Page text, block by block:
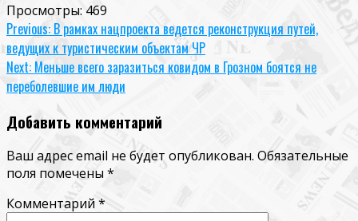
Просмотры: 469
Continue
Reading
Previous: В рамках нацпроекта ведется реконструкция путей,
ведущих к туристическим объектам ЧР
Next: Меньше всего заразиться ковидом в Грозном боятся не
переболевшие им люди
Добавить комментарий
Ваш адрес email не будет опубликован. Обязательные
поля помечены *
Комментарий*